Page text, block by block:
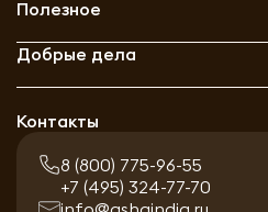
Полезное
Добрые дела
Контакты
8 (800) 775-96-55
+7 (495) 324-77-70